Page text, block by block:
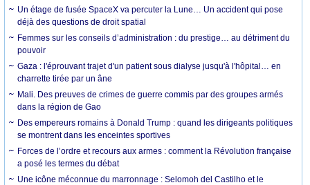
Un étage de fusée SpaceX va percuter la Lune… Un accident qui pose
déjà des questions de droit spatial
Femmes sur les conseils d’administration : du prestige… au détriment du
pouvoir
Gaza : l'éprouvant trajet d'un patient sous dialyse jusqu'à l'hôpital… en
charrette tirée par un âne
Mali. Des preuves de crimes de guerre commis par des groupes armés
dans la région de Gao
Des empereurs romains à Donald Trump : quand les dirigeants politiques
se montrent dans les enceintes sportives
Forces de l’ordre et recours aux armes : comment la Révolution française
a posé les termes du débat
Une icône méconnue du marronnage : Selomoh del Castilho et le